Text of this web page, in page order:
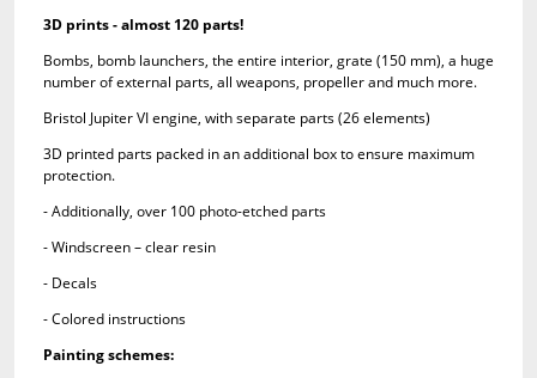
3D prints - almost 120 parts!
Bombs, bomb launchers, the entire interior, grate (150 mm), a huge
number of external parts, all weapons, propeller and much more.
Bristol Jupiter VI engine, with separate parts (26 elements)
3D printed parts packed in an additional box to ensure maximum
protection.
- Additionally, over 100 photo-etched parts
- Windscreen – clear resin
- Decals
- Colored instructions
Painting schemes: